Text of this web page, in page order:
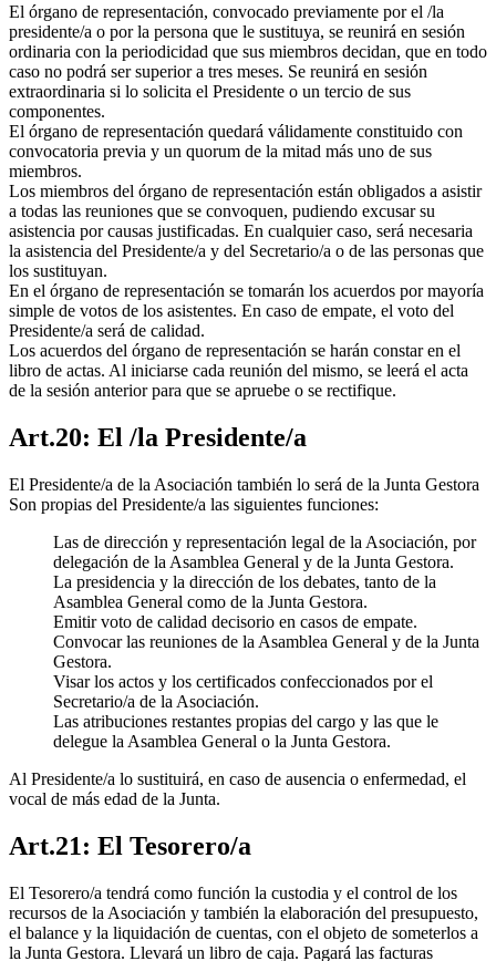
El órgano de representación, convocado previamente por el /la
presidente/a o por la persona que le sustituya, se reunirá en sesión
ordinaria con la periodicidad que sus miembros decidan, que en todo
caso no podrá ser superior a tres meses. Se reunirá en sesión
extraordinaria si lo solicita el Presidente o un tercio de sus
componentes.
El órgano de representación quedará válidamente constituido con
convocatoria previa y un quorum de la mitad más uno de sus
miembros.
Los miembros del órgano de representación están obligados a asistir
a todas las reuniones que se convoquen, pudiendo excusar su
asistencia por causas justificadas. En cualquier caso, será necesaria
la asistencia del Presidente/a y del Secretario/a o de las personas que
los sustituyan.
En el órgano de representación se tomarán los acuerdos por mayoría
simple de votos de los asistentes. En caso de empate, el voto del
Presidente/a será de calidad.
Los acuerdos del órgano de representación se harán constar en el
libro de actas. Al iniciarse cada reunión del mismo, se leerá el acta
de la sesión anterior para que se apruebe o se rectifique.
Art.20: El /la Presidente/a
El Presidente/a de la Asociación también lo será de la Junta Gestora
Son propias del Presidente/a las siguientes funciones:
Las de dirección y representación legal de la Asociación, por
delegación de la Asamblea General y de la Junta Gestora.
La presidencia y la dirección de los debates, tanto de la
Asamblea General como de la Junta Gestora.
Emitir voto de calidad decisorio en casos de empate.
Convocar las reuniones de la Asamblea General y de la Junta
Gestora.
Visar los actos y los certificados confeccionados por el
Secretario/a de la Asociación.
Las atribuciones restantes propias del cargo y las que le
delegue la Asamblea General o la Junta Gestora.
Al Presidente/a lo sustituirá, en caso de ausencia o enfermedad, el
vocal de más edad de la Junta.
Art.21: El Tesorero/a
El Tesorero/a tendrá como función la custodia y el control de los
recursos de la Asociación y también la elaboración del presupuesto,
el balance y la liquidación de cuentas, con el objeto de someterlos a
la Junta Gestora. Llevará un libro de caja. Pagará las facturas